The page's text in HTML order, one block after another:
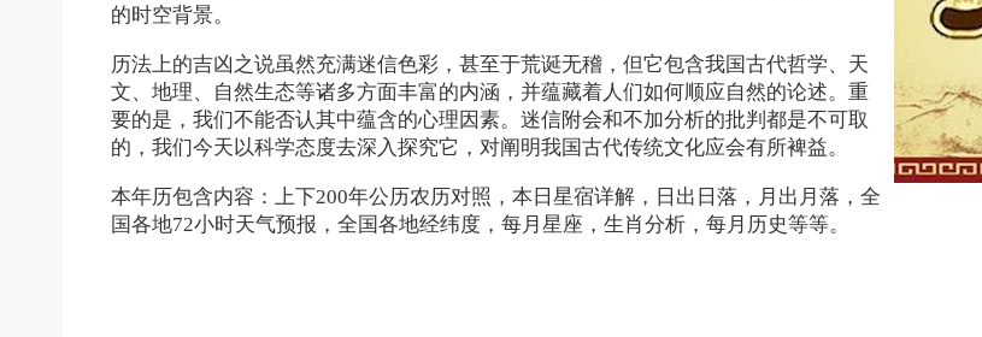
的时空背景。
历法上的吉凶之说虽然充满迷信色彩，甚至于荒诞无稽，但它包含我国古代哲学、天
文、地理、自然生态等诸多方面丰富的内涵，并蕴藏着人们如何顺应自然的论述。重
要的是，我们不能否认其中蕴含的心理因素。迷信附会和不加分析的批判都是不可取
的，我们今天以科学态度去深入探究它，对阐明我国古代传统文化应会有所裨益。
本年历包含内容：上下200年公历农历对照，本日星宿详解，日出日落，月出月落，全
国各地72小时天气预报，全国各地经纬度，每月星座，生肖分析，每月历史等等。